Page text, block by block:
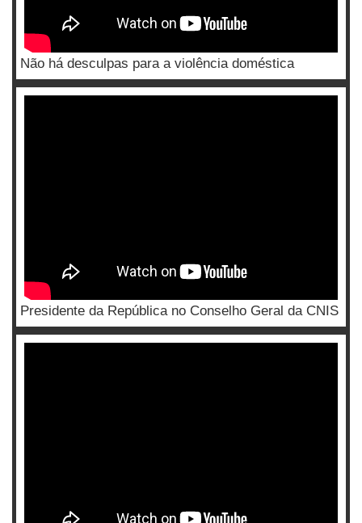
Não há desculpas para a violência doméstica
Presidente da República no Conselho Geral da CNIS